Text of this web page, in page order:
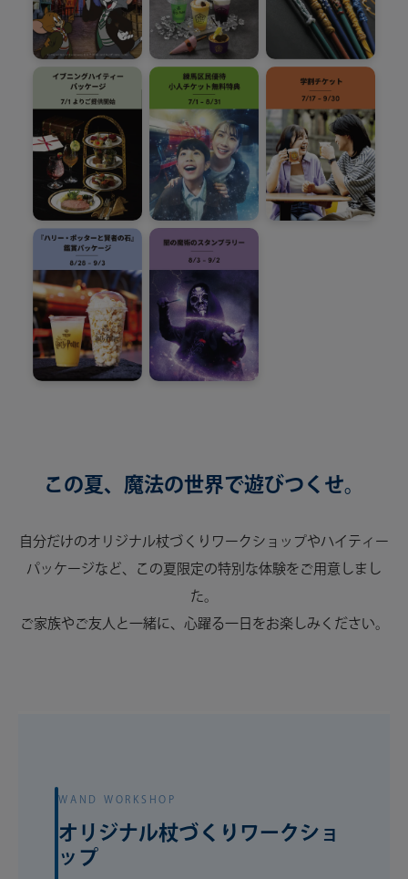
この夏、魔法の世界で遊びつくせ。
自分だけのオリジナル杖づくりワークショップやハイティー
パッケージなど、この夏限定の特別な体験をご用意しまし
た。
ご家族やご友人と一緒に、心躍る一日をお楽しみください。
WAND WORKSHOP
オリジナル杖づくりワークショ
ップ